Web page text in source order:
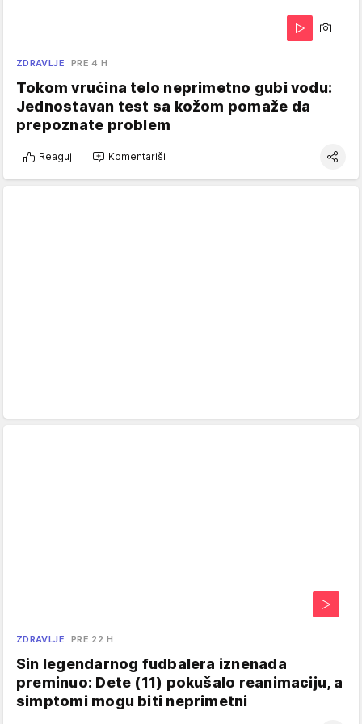
ZDRAVLJE PRE 4 H
Tokom vrućina telo neprimetno gubi vodu:
Jednostavan test sa kožom pomaže da
prepoznate problem
Reaguj Komentariši
ZDRAVLJE PRE 22 H
Sin legendarnog fudbalera iznenada
preminuo: Dete (11) pokušalo reanimaciju, a
simptomi mogu biti neprimetni